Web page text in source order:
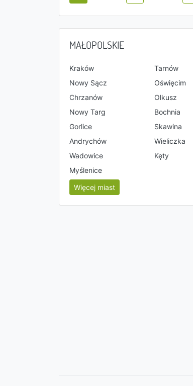
MAŁOPOLSKIE
Kraków
Tarnów
Nowy Sącz
Oświęcim
Chrzanów
Olkusz
Nowy Targ
Bochnia
Gorlice
Skawina
Andrychów
Wieliczka
Wadowice
Kęty
Myślenice
Więcej miast